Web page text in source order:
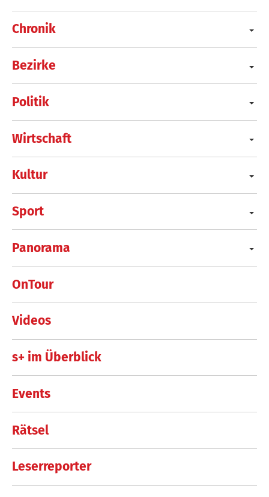
Chronik
Bezirke
Politik
Wirtschaft
Kultur
Sport
Panorama
OnTour
Videos
s+ im Überblick
Events
Rätsel
Leserreporter